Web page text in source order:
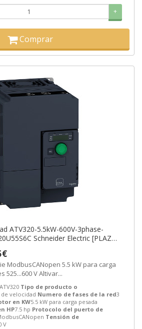
+
Comprar
ATV320-5.5kW-600V-3phase-
Schneider Electric [PLAZO
ModbusCANopen 5.5 kW para carga
pesada 7.5 hp 3 fases 525...600 V Altivar...
Tipo de producto o
velocidad Numero de fases de la red3
en KW5.5 kW para carga pesada
HP7.5 hp Protocolo del puerto de
Tensión de
V